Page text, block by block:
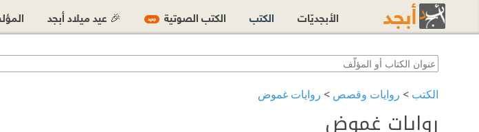
الكتب > روايات وقصص > روايات غموض
روايات غموض
الأبجديّات الكتب الكتب الصوتية جديد 🎉 عيد ميلاد أبجد